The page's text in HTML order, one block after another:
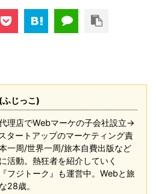
じっこ)
理店でWebマーケの子会社設立→
タートアップのマーケティング責
一周/世界一周/旅本自費出版など
活動。熱狂者を紹介していく
フジトーク』も運営中。Webと旅
28歳。